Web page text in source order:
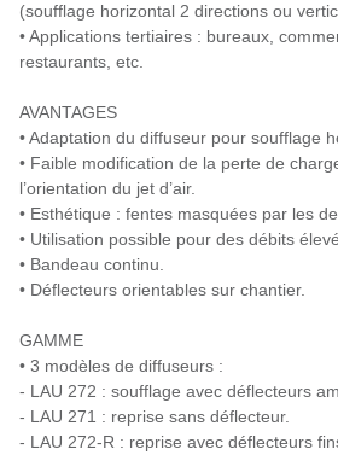
(soufflage horizontal 2 directions ou
• Applications tertiaires : bureaux,
restaurants, etc.
AVANTAGES
• Adaptation du diffuseur pour soufflage
• Faible modification de la perte de
l’orientation du jet d’air.
• Esthétique : fentes masquées par les
• Utilisation possible pour des débits
• Bandeau continu.
• Déflecteurs orientables sur chantier.
GAMME
• 3 modèles de diffuseurs :
- LAU 272 : soufflage avec déflecteurs
- LAU 271 : reprise sans déflecteur.
- LAU 272-R : reprise avec déflecteurs